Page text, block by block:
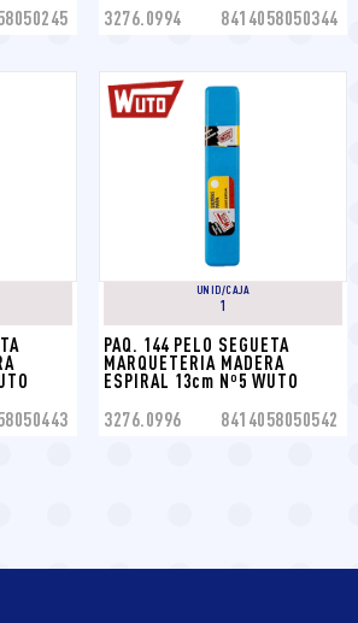
3276.0994 8414058050344
UNID/CAJA
1
PAQ. 144 PELO SEGUETA
MARQUETERIA MADERA
ESPIRAL 13cm Nº5 WUTO
3276.0996 8414058050542